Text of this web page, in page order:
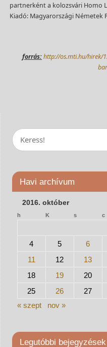
partnerként a kolozsvári Homo
Kiadó: Magyarországi Németek
forrás:http://os.mti.hu/hirek/
Havi archívum
2016. október
h K s c
4
5 6
11
12 13
18
19 20
25
26 27
« szept
nov »
Legutóbbi bejegyzések